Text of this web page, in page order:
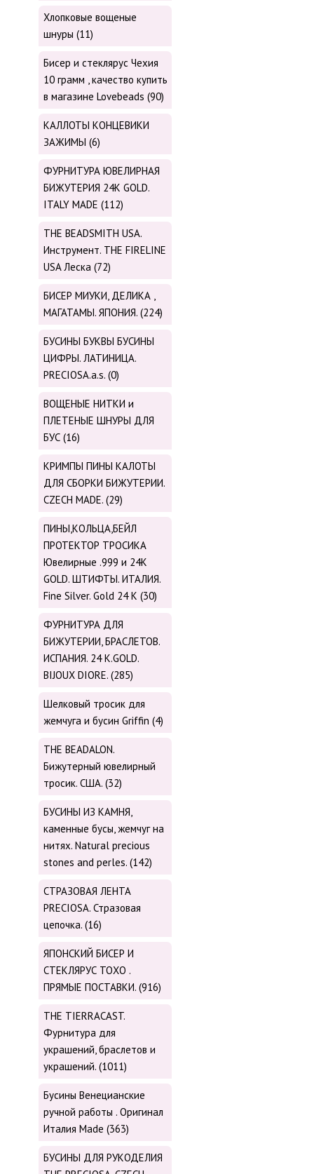
Хлопковые вощеные
шнуры (11)
Бисер и стеклярус Чехия
10 грамм , качество купить
в магазине Lovebeads (90)
КАЛЛОТЫ КОНЦЕВИКИ
ЗАЖИМЫ (6)
ФУРНИТУРА ЮВЕЛИРНАЯ
БИЖУТЕРИЯ 24К GOLD.
ITALY MADE (112)
THE BEADSMITH USA.
Инструмент. THE FIRELINE
USA Леска (72)
БИСЕР МИУКИ, ДЕЛИКА ,
МАГАТАМЫ. ЯПОНИЯ. (224)
БУСИНЫ БУКВЫ БУСИНЫ
ЦИФРЫ. ЛАТИНИЦА.
PRECIOSA.a.s. (0)
ВОЩЕНЫЕ НИТКИ и
ПЛЕТЕНЫЕ ШНУРЫ ДЛЯ
БУС (16)
КРИМПЫ ПИНЫ КАЛОТЫ
ДЛЯ СБОРКИ БИЖУТЕРИИ.
CZECH MADE. (29)
ПИНЫ,КОЛЬЦА,БЕЙЛ
ПРОТЕКТОР ТРОСИКА
Ювелирные .999 и 24К
GOLD. ШТИФТЫ. ИТАЛИЯ.
Fine Silver. Gold 24 K (30)
ФУРНИТУРА ДЛЯ
БИЖУТЕРИИ, БРАСЛЕТОВ.
ИСПАНИЯ. 24 K.GOLD.
BIJOUX DIORE. (285)
Шелковый тросик для
жемчуга и бусин Griffin (4)
THE BEADALON.
Бижутерный ювелирный
тросик. США. (32)
БУСИНЫ ИЗ КАМНЯ,
каменные бусы, жемчуг на
нитях. Natural precious
stones and perles. (142)
СТРАЗОВАЯ ЛЕНТА
PRECIOSA. Стразовая
цепочка. (16)
ЯПОНСКИЙ БИСЕР И
СТЕКЛЯРУС TOХО .
ПРЯМЫЕ ПОСТАВКИ. (916)
THE TIERRACAST.
Фурнитура для
украшений, браслетов и
украшений. (1011)
Бусины Венецианские
ручной работы . Оригинал
Италия Made (363)
БУСИНЫ ДЛЯ РУКОДЕЛИЯ